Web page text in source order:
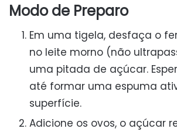
Modo de Preparo
Em uma tigela, desfaça o
no leite morno (não
uma pitada de açúcar.
até formar uma espuma
superfície.
Adicione os ovos, o açúcar